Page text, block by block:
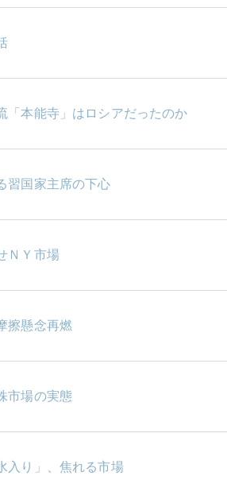
「本能寺」はロシアだったのか
習国家主席の下心
ＮＹ市場
擦懸念再燃
市場の実態
入り」、焦れる市場